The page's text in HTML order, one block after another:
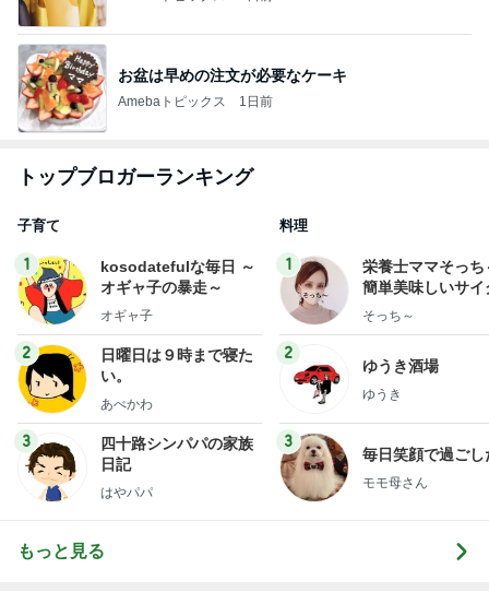
お盆は早めの注文が必要なケーキ
Amebaトピックス 1日前
トップブロガーランキング
子育て
1
kosodatefulな毎日 ～
オギャ子の暴走～
オギャ子
2
日曜日は９時まで寝た
い。
あべかわ
3
四十路シンパパの家族
日記
はやパパ
料理
1
栄養士ママそっち
簡単美味しいサイ
献立
そっち～
2
ゆうき酒場
ゆうき
3
毎日笑顔で過ごし
モモ母さん
もっと見る